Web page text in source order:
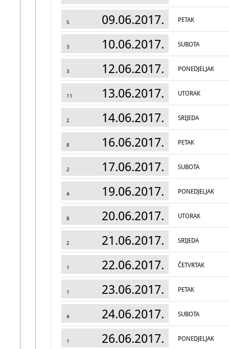
5 09.06.2017. PETAK
3 10.06.2017. SUBOTA
3 12.06.2017. PONEDJELJAK
11 13.06.2017. UTORAK
2 14.06.2017. SRIJEDA
8 16.06.2017. PETAK
2 17.06.2017. SUBOTA
4 19.06.2017. PONEDJELJAK
8 20.06.2017. UTORAK
2 21.06.2017. SRIJEDA
1 22.06.2017. ČETVRTAK
1 23.06.2017. PETAK
4 24.06.2017. SUBOTA
1 26.06.2017. PONEDJELJAK